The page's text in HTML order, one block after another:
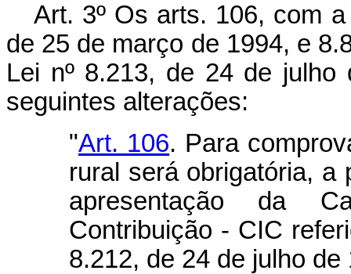
Art. 3º Os arts. 106, com
de 25 de março de 1994, e
Lei nº 8.213, de 24 de
seguintes alterações:
"Art. 106. Para
rural será obrigatória, a
apresentação da
Contribuição - CIC
8.212, de 24 de julho de